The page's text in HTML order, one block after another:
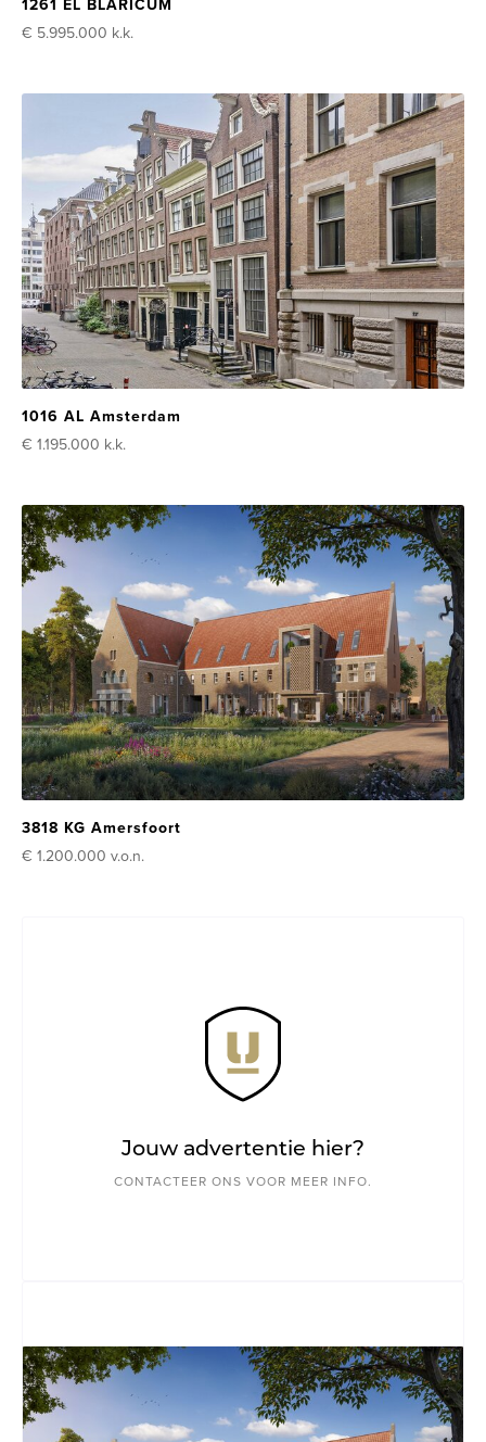
1261 EL BLARICUM
€ 5.995.000 k.k.
1016 AL Amsterdam
€ 1.195.000 k.k.
3818 KG Amersfoort
€ 1.200.000 v.o.n.
Jouw advertentie hier?
CONTACTEER ONS VOOR MEER INFO.